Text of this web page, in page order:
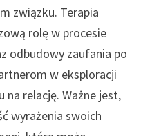
związku. Terapia
rolę w procesie
odbudowy zaufania po
w eksploracji
na relację. Ważne jest,
wyrażenia swoich